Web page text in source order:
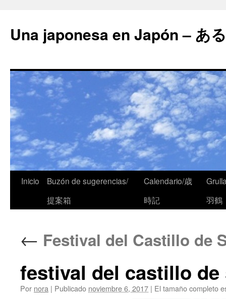
Una japonesa en Japón – あ
Inicio
Buzón de sugerencias/
提案箱
Calendario/歳
時記
羽鶴
← Festival del Castillo de
festival del castillo
Por nora | Publicado noviembre 6, 2017 | El tamaño completo